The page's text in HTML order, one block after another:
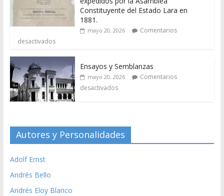
Constituyente del Estado Lara en
1881.
mayo 20, 2026
Comentarios
desactivados
Ensayos y Semblanzas
mayo 20, 2026
Comentarios
desactivados
Autores y Personalidades
Adolf Ernst
Andrés Bello
Andrés Eloy Blanco